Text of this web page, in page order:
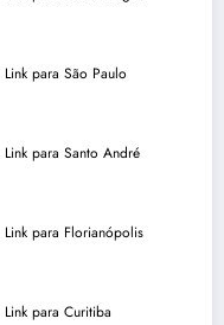
Link para São Paulo
Link para Santo André
Link para Florianópolis
Link para Curitiba